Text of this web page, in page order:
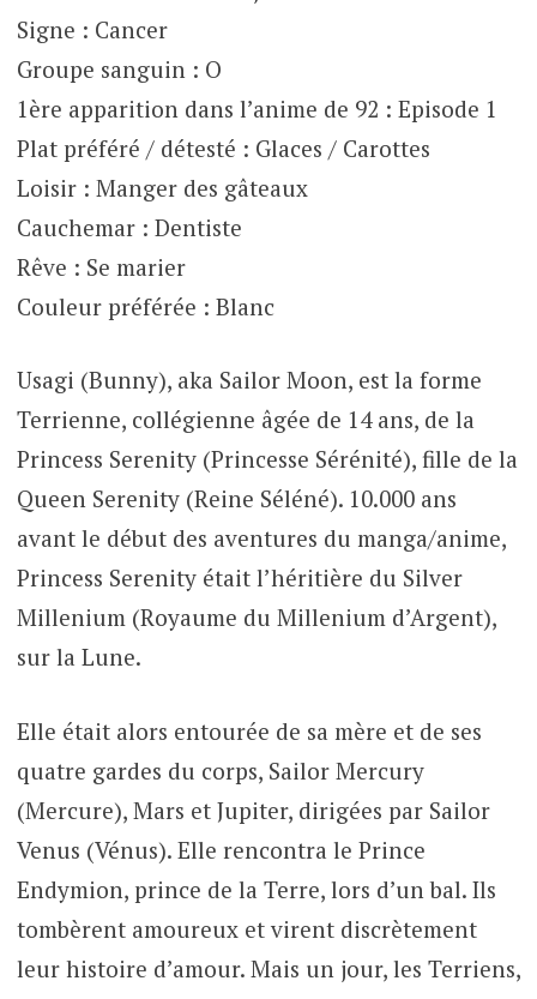
Signe : Cancer
Groupe sanguin : O
1ère apparition dans l’anime de 92 : Episode 1
Plat préféré / détesté : Glaces / Carottes
Loisir : Manger des gâteaux
Cauchemar : Dentiste
Rêve : Se marier
Couleur préférée : Blanc
Usagi (Bunny), aka Sailor Moon, est la forme
Terrienne, collégienne âgée de 14 ans, de la
Princess Serenity (Princesse Sérénité), fille de la
Queen Serenity (Reine Séléné). 10.000 ans
avant le début des aventures du manga/anime,
Princess Serenity était l’héritière du Silver
Millenium (Royaume du Millenium d’Argent),
sur la Lune.
Elle était alors entourée de sa mère et de ses
quatre gardes du corps, Sailor Mercury
(Mercure), Mars et Jupiter, dirigées par Sailor
Venus (Vénus). Elle rencontra le Prince
Endymion, prince de la Terre, lors d’un bal. Ils
tombèrent amoureux et virent discrètement
leur histoire d’amour. Mais un jour, les Terriens,